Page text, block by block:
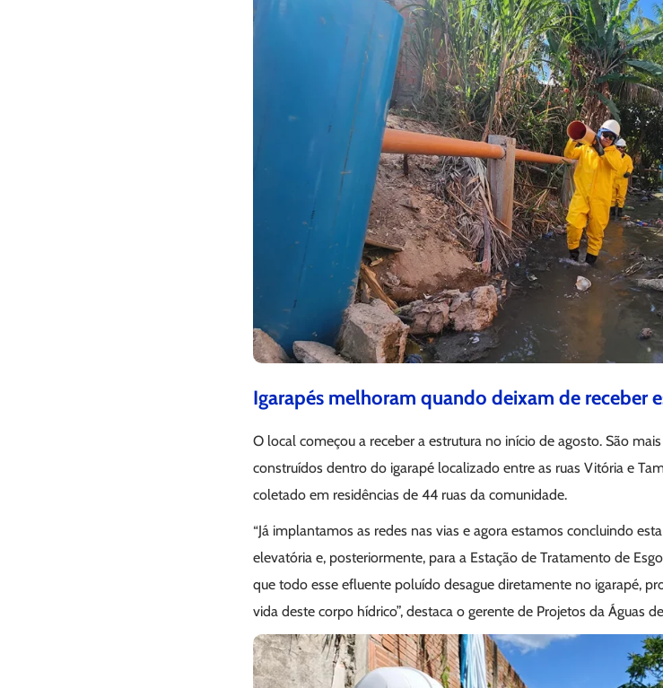
Igarapés melhoram quando deixam de receber
O local começou a receber a estrutura no início de agosto. São
construídos dentro do igarapé localizado entre as ruas Vitória e
coletado em residências de 44 ruas da comunidade.
“Já implantamos as redes nas vias e agora estamos concluindo
elevatória e, posteriormente, para a Estação de Tratamento de
que todo esse efluente poluído desague diretamente no igarapé,
vida deste corpo hídrico”, destaca o gerente de Projetos da Águas